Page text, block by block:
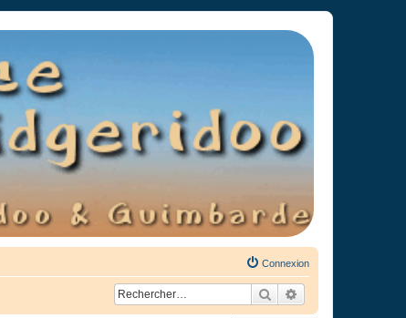
Connexion
Rechercher